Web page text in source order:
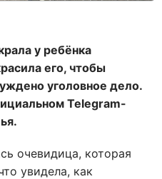
у ребёнка
его, чтобы
уголовное дело.
Telegram-
очевидица, которая
увидела, как